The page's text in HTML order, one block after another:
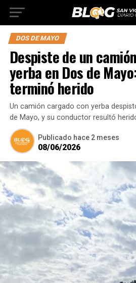
DOS DE MAYO
Despiste de un
yerba en Dos de
terminó herido
Un camión cargado con yerba
de Mayo, y su conductor resultó
Publicado hace 2 meses
08/06/2026